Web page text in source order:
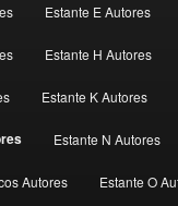
Estante E Autores
Estante H Autores
Estante K Autores
Estante N Autores
Autores Estante O